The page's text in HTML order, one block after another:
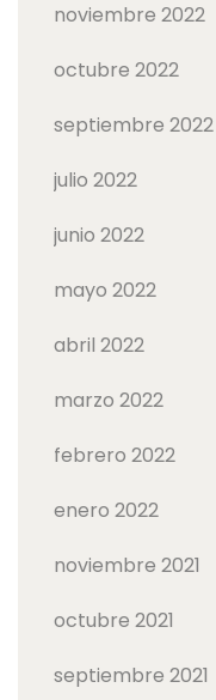
noviembre 2022
octubre 2022
septiembre 2022
julio 2022
junio 2022
mayo 2022
abril 2022
marzo 2022
febrero 2022
enero 2022
noviembre 2021
octubre 2021
septiembre 2021